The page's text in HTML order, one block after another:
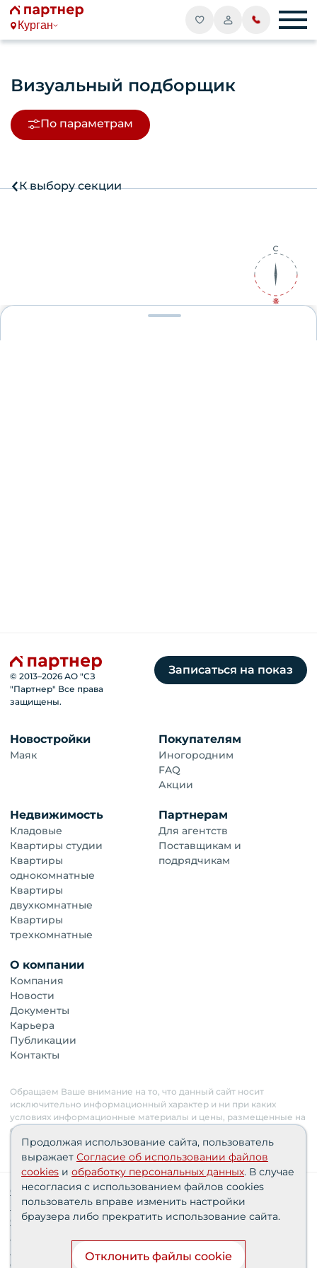
Курган
Визуальный подборщик
По параметрам
К выбору секции
© 2013–2026 АО "СЗ
"Партнер" Все права
защищены.
Записаться на показ
Новостройки
Маяк
Покупателям
Иногородним
FAQ
Акции
Недвижимость
Кладовые
Квартиры студии
Квартиры
однокомнатные
Квартиры
двухкомнатные
Квартиры
трехкомнатные
Партнерам
Для агентств
Поставщикам и
подрядчикам
О компании
Компания
Новости
Документы
Карьера
Публикации
Контакты
Обращаем Ваше внимание на то, что данный сайт носит
исключительно информационный характер и ни при каких
условиях информационные материалы и цены, размещенные на
сайте, не являются публичной офертой. Застройщик имеет
право изменять стоимость объектов.
Сведения о реализуемых требованиях к защите
персональных данных АО «СЗ «Партнер‑Строй»»
Согласия пользователей
Политика персональных данных
Финансирование строительства при поддержке
Продолжая использование сайта, пользователь
выражает Согласие об использовании файлов
cookies и обработку персональных данных. В случае
несогласия с использованием файлов cookies
пользователь вправе изменить настройки
браузера либо прекратить использование сайта.
Отклонить файлы cookie